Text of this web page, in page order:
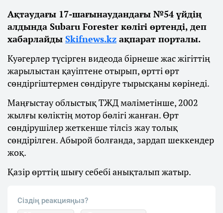
Ақтаудағы 17-шағынаудандағы №54 үйдің
алдында Subaru Forester көлігі өртенді, деп
хабарлайды Skifnews.kz ақпарат порталы.
Куәгерлер түсірген видеода бірнеше жас жігіттің
жарылыстан қауіптене отырып, өртті өрт
сөндіргіштермен сөндіруге тырысқаны көрінеді.
Маңғыстау облыстық ТЖД мәліметінше, 2002
жылғы көліктің мотор бөлігі жанған. Өрт
сөндірушілер жеткенше тілсіз жау толық
сөндірілген. Абырой болғанда, зардап шеккендер
жоқ.
Қазір өрттің шығу себебі анықталып жатыр.
Сіздің реакцияңыз?